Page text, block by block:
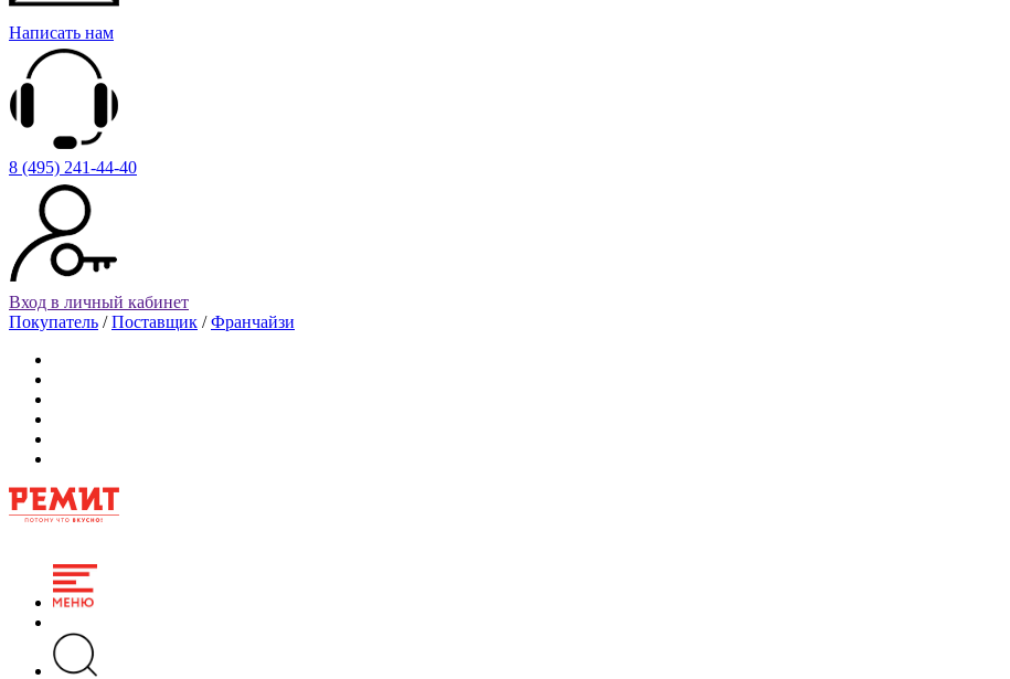
Написать нам
8 (495) 241-44-40
Вход в личный кабинет
Покупатель /Поставщик /Франчайзи